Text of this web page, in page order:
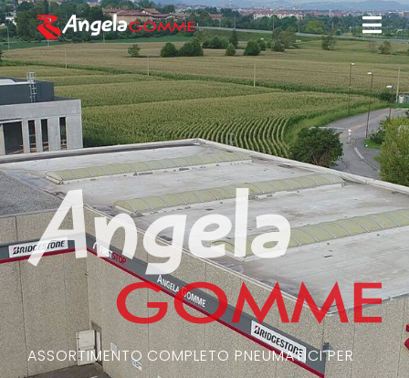
ASSORTIMENTO COMPLETO PNEUMATICI PER